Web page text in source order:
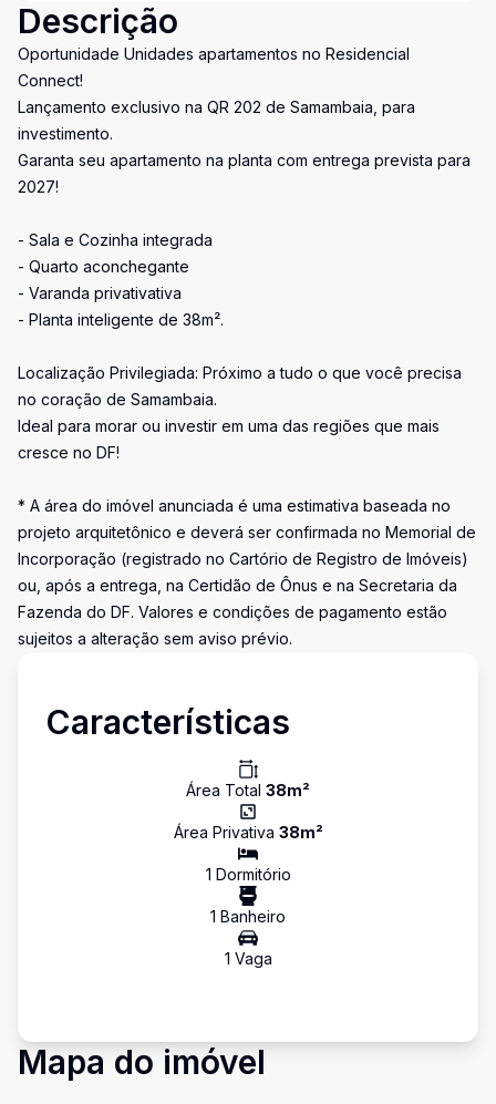
Descrição
Oportunidade Unidades apartamentos no Residencial
Connect!
Lançamento exclusivo na QR 202 de Samambaia, para
investimento.
Garanta seu apartamento na planta com entrega prevista para
2027!
- Sala e Cozinha integrada
- Quarto aconchegante
- Varanda privativativa
- Planta inteligente de 38m².
Localização Privilegiada: Próximo a tudo o que você precisa
no coração de Samambaia.
Ideal para morar ou investir em uma das regiões que mais
cresce no DF!
* A área do imóvel anunciada é uma estimativa baseada no
projeto arquitetônico e deverá ser confirmada no Memorial de
Incorporação (registrado no Cartório de Registro de Imóveis)
ou, após a entrega, na Certidão de Ônus e na Secretaria da
Fazenda do DF. Valores e condições de pagamento estão
sujeitos a alteração sem aviso prévio.
Características
Área Total 38m²
Área Privativa 38m²
1 Dormitório
1 Banheiro
1 Vaga
Mapa do imóvel